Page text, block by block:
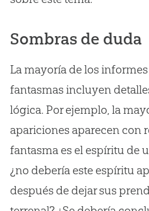
Sombras de duda
La mayoría de los
fantasmas incluyen
lógica. Por ejemplo, la
apariciones aparecen con
fantasma es el espíritu de
¿no debería este espíritu
después de dejar sus